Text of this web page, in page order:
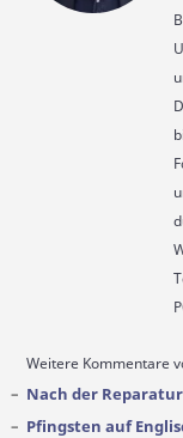
Weitere Kommentare
Nach der
Pfingsten auf